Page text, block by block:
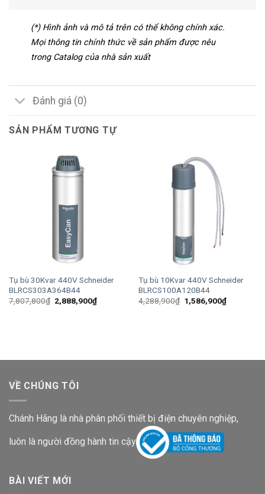
(*) Hình ảnh và mô tả trên có thể không chính xác.
Mọi thông tin chính thức về sản phẩm được nêu
trong Catalog của nhà sản xuất
Đánh giá (0)
SẢN PHẨM TƯƠNG TỰ
Tụ bù 30Kvar 440V Schneider
BLRCS303A364B44
7,807,800₫ Giá
gốc
2,888,900₫Giá
hiện
Tụ bù 10Kvar 440V Schneider
BLRCS100A120B44
4,288,900₫ Giá
gốc
1,586,900₫Giá
hiện
VỀ CHÚNG TÔI
Chánh Hãng là nhà phân phối thiết bị điện chuyên nghiệp,
luôn là người đồng hành tin cậy
BÀI VIẾT MỚI